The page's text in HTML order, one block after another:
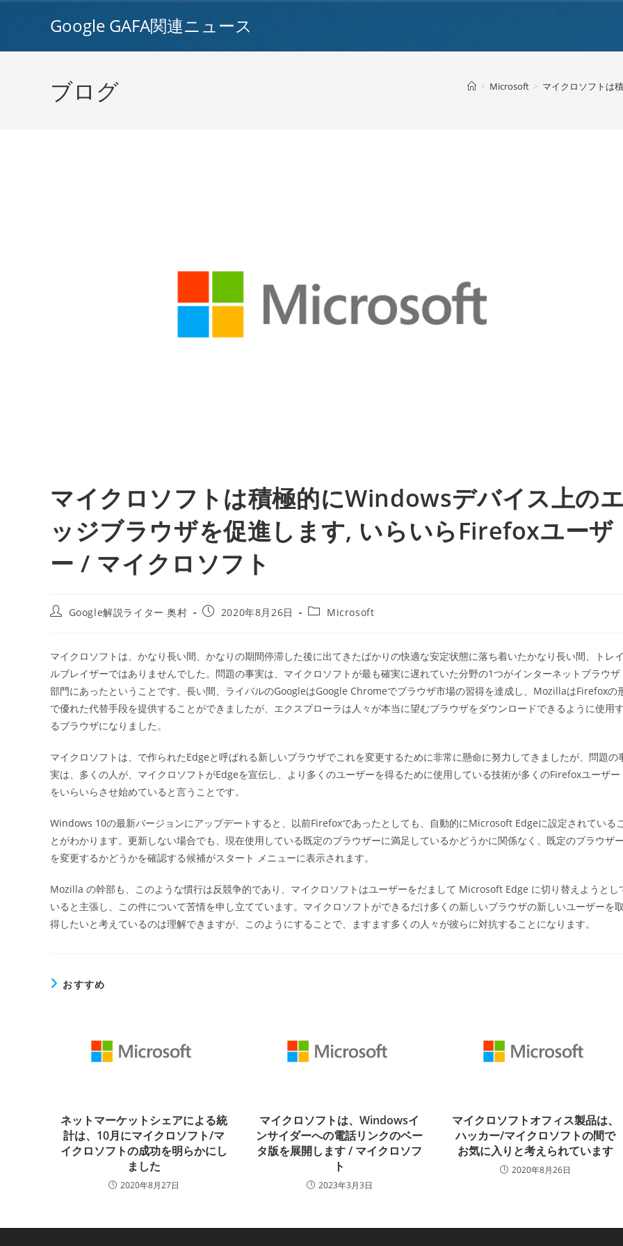
Google GAFA関連ニュース
ブログ > Microsoft > マイクロソフトは
マイクロソフトは積極的にWindowsデバイス上のエ
ッジブラウザを促進します, いらいらFirefoxユーザ
ー / マイクロソフト
投
Google解説ライター 奥村
投
開
日:
2020年8月26日
投
テ
ゴ
リ
ー:
Microsoft
マイクロソフトは、かなり長い間、かなりの期間停滞した後に出てきたばかりの快適な安定状態に落ち着いたかなり長い間、トレイ
ルブレイザーではありませんでした。問題の事実は、マイクロソフトが最も確実に遅れていた分野の1つがインターネットブラウザ
部門にあったということです。長い間、ライバルのGoogleはGoogle Chromeでブラウザ市場の習得を達成し、MozillaはFirefoxの
で優れた代替手段を提供することができましたが、エクスプローラは人々が本当に望むブラウザをダウンロードできるように使用す
るブラウザになりました。
マイクロソフトは、で作られたEdgeと呼ばれる新しいブラウザでこれを変更するために非常に懸命に努力してきましたが、問題の
実は、多くの人が、マイクロソフトがEdgeを宣伝し、より多くのユーザーを得るために使用している技術が多くのFirefoxユーザー
をいらいらさせ始めていると言うことです。
Windows 10の最新バージョンにアップデートすると、以前Firefoxであったとしても、自動的にMicrosoft Edgeに設定されているこ
とがわかります。更新しない場合でも、現在使用している既定のブラウザーに満足しているかどうかに関係なく、既定のブラウザー
を変更するかどうかを確認する候補がスタート メニューに表示されます。
Mozilla の幹部も、このような慣行は反競争的であり、マイクロソフトはユーザーをだまして Microsoft Edge に切り替えようとし
いると主張し、この件について苦情を申し立てています。マイクロソフトができるだけ多くの新しいブラウザの新しいユーザーを取
得したいと考えているのは理解できますが、このようにすることで、ますます多くの人々が彼らに対抗することになります。
おすすめ
ネットマーケットシェアによる統
計は、10月にマイクロソフト/マ
イクロソフトの成功を明らかにし
ました
2020年8月27日
マイクロソフトは、Windowsイ
ンサイダーへの電話リンクのベー
タ版を展開します / マイクロソフ
ト
2023年3月3日
マイクロソフトオフィス製品は、
ハッカー/マイクロソフトの間で
お気に入りと考えられています
2020年8月26日